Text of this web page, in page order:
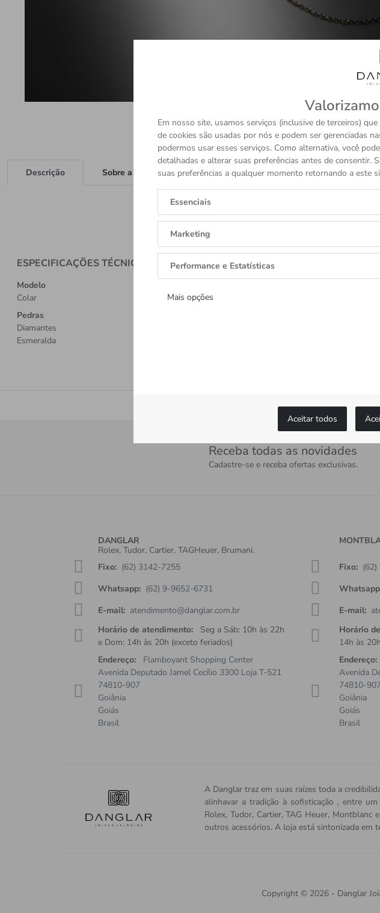
Em nosso site, usamos serviços (inclusive de terceiros)
de cookies são usadas por nós e podem ser gerenciadas
podermos usar esses serviços. Como alternativa, você
detalhadas e alterar suas preferências antes de consentir.
suas preferências a qualquer momento retornando a este
Essenciais
Marketing
Performance e Estatísticas
Mais opções
Aceitar todos
Descrição Sobre a Marca
ESPECIFICAÇÕES TÉCNICAS
Modelo
Colar
Pedras
Diamantes
Esmeralda
Receba todas as novidades
Cadastre-se e receba ofertas exclusivas.
DANGLAR
Rolex, Tudor, Cartier, TAGHeuer, Brumani.
Fixo: (62) 3142-7255
Whatsapp: (62) 9-9652-6731
E-mail: atendimento@danglar.com.br
Horário de atendimento:
Seg a Sáb: 10h às 22h
e Dom: 14h às 20h (exceto feriados)
Endereço:
Flamboyant Shopping Center
Avenida Deputado Jamel Cecílio 3300 Loja T-521
74810-907
Goiânia
Goiás
Brasil
Fixo:
E-mail:
Horário
14h às
Endereço:
Avenida
74810-
Goiânia
Goiás
Brasil
A Danglar traz em suas raízes toda a
alinhavar a tradição à sofisticação , entre
Rolex, Tudor, Cartier, TAG Heuer,
outros acessórios. A loja está sintonizada em
Copyright © 2026 - Danglar